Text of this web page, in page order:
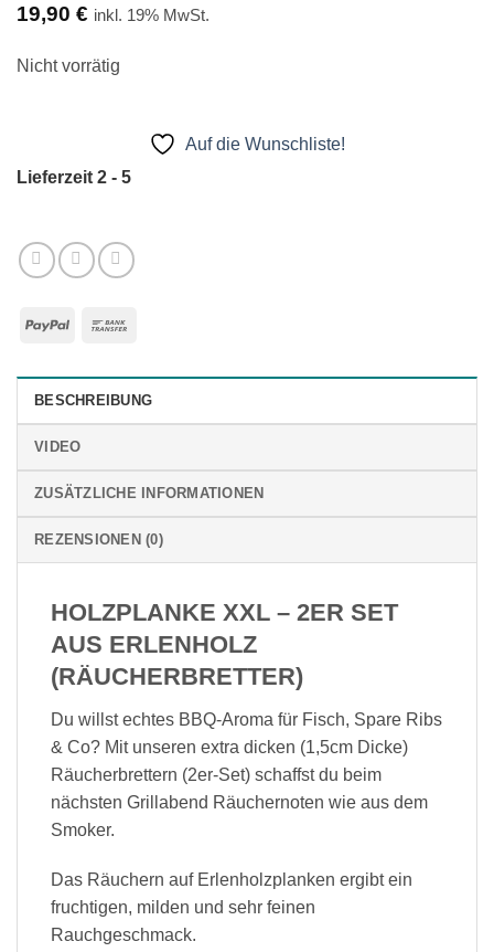
19,90 € inkl. 19% MwSt.
Nicht vorrätig
Auf die Wunschliste!
Lieferzeit 2 - 5
PayPal
BESCHREIBUNG
VIDEO
ZUSÄTZLICHE INFORMATIONEN
REZENSIONEN (0)
HOLZPLANKE XXL – 2ER SET
AUS ERLENHOLZ
(RÄUCHERBRETTER)
Du willst echtes BBQ-Aroma für Fisch, Spare Ribs
& Co? Mit unseren extra dicken (1,5cm Dicke)
Räucherbrettern (2er-Set) schaffst du beim
nächsten Grillabend Räuchernoten wie aus dem
Smoker.
Das Räuchern auf Erlenholzplanken ergibt ein
fruchtigen, milden und sehr feinen
Rauchgeschmack.